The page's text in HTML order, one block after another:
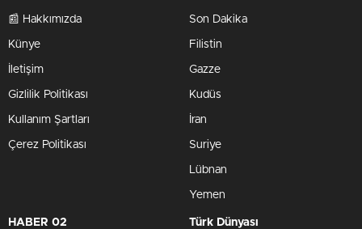
📰 Hakkımızda
Künye
İletişim
Gizlilik Politikası
Kullanım Şartları
Çerez Politikası
Son Dakika
Filistin
Gazze
Kudüs
İran
Suriye
Lübnan
Yemen
HABER 02 Türk Dünyası